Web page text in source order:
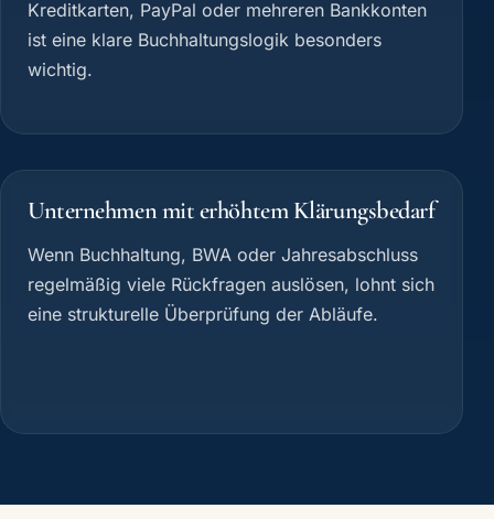
Kreditkarten, PayPal oder mehreren Bankkonten
ist eine klare Buchhaltungslogik besonders
wichtig.
Unternehmen mit erhöhtem Klärungsbedarf
Wenn Buchhaltung, BWA oder Jahresabschluss
regelmäßig viele Rückfragen auslösen, lohnt sich
eine strukturelle Überprüfung der Abläufe.